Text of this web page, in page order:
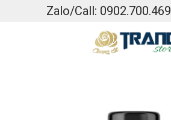
Zalo/Call: 0902.700.469